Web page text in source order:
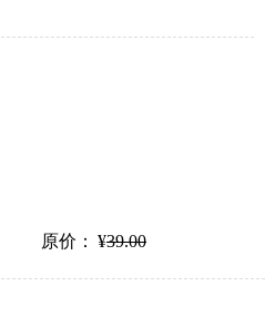
原价： ¥39.00